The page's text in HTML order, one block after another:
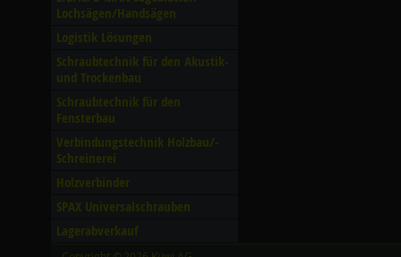
Lochsägen/­Handsägen
Logistik Lösungen
Schraubtechnik für den Akustik-
und Trockenbau
Schraubtechnik für den
Fensterbau
Verbindungstechnik Holzbau/­
Schreinerei
Holzverbinder
SPAX Universalschrauben
Lagerabverkauf